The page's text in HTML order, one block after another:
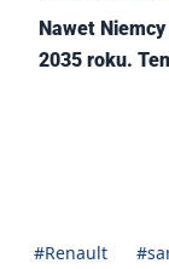
Nawet
2035 roku.
#Renault